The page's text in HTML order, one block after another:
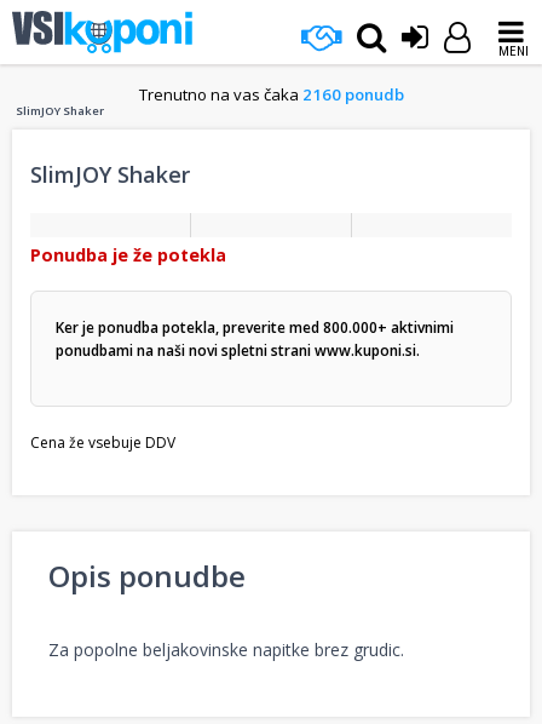
MENI
Trenutno na vas čaka 2160 ponudb
SlimJOY Shaker
SlimJOY Shaker
Ponudba je že potekla
Ker je ponudba potekla, preverite med 800.000+ aktivnimi
ponudbami na naši novi spletni straniwww.kuponi.si.
Cena že vsebuje DDV
Opis ponudbe
Za popolne beljakovinske napitke brez grudic.